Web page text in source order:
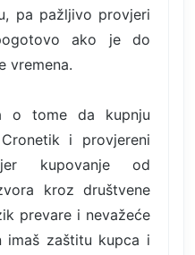
pa pažljivo provjeri
ako je do
vremena.
o tome da kupnju
i provjereni
kupovanje od
kroz društvene
prevare i nevažeće
imaš zaštitu kupca i